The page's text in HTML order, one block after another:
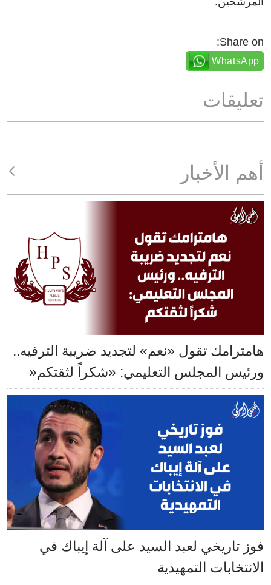
Share on:
WhatsApp
تعليقات
أهم الأخبار
هامترامك تقول «نعم» لتجديد ضريبة الترفيه..
ورئيس المجلس التعليمي: «شكراً لثقتكم«
فوز تاريخي لعبد السيد على آلة إيباك في
الانتخابات التمهيدية